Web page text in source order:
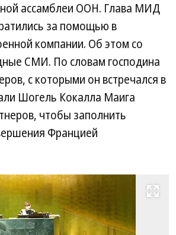
ассамблеи ООН. Глава МИД
за помощью в
компании. Об этом со
СМИ. По словам господина
с которыми он встречался в
Шогель Кокалла Маига
чтобы заполнить
Францией
Развернуть на весь экран